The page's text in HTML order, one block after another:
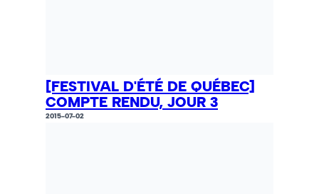
[FESTIVAL D'ÉTÉ DE QUÉBEC]
COMPTE RENDU, JOUR 3
2015-07-02